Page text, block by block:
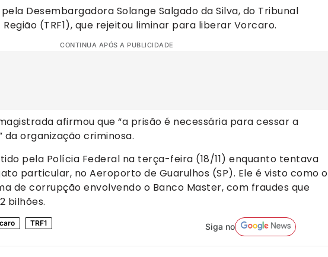
Desembargadora Solange Salgado da Silva, do Tribunal
Região (TRF1), que rejeitou liminar para liberar Vorcaro.
CONTINUA APÓS A PUBLICIDADE
afirmou que “a prisão é necessária para cessar a
da organização criminosa.
pela Polícia Federal na terça-feira (18/11) enquanto tentava
particular, no Aeroporto de Guarulhos (SP). Ele é visto como o
de corrupção envolvendo o Banco Master, com fraudes que
bilhões.
TRF1 Siga no